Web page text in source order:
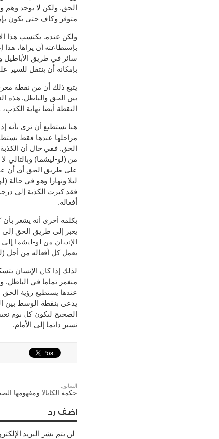
الحق. ولكن لا يوجد وهم
متوفر وكاف حتى يكون
ولكن عندما يكتسب هذا
بإستطاعته أن يراها،
سائر في طريق
بإمكانه أن ينتقل
يتبع ذلك أن من نقطة
بين الحق والباطل. هذه
النقطة أيضا نهاية
هنا نستطيع أن نرى بأنه
مراحلها عندها فقط
الحق. ففي حال أن
من (لو-ليشما) وبالتالي
على طريق الحق أي أن
ليلا ونهارا وهو في حالة
فقد كبرت الكذبة إلى
أفعاله.
بكلمة أخرى أنه يشعر
يعبر إلى طريق الحق إلى
الإنسان من لو-ليشما
يعمل كل أفعاله من أجل
لذلك إذا كان الإنسان
منغمر تماما في
عندها يستطيع رؤية الحق
يدعى بنقطة الوسط بين
الصحيح ليكون كل يوم
نسير دائما إلى الأمام.
السابق:
حكمة الكابالا ومفهومها
اضف رد
لن يتم نشر البريد